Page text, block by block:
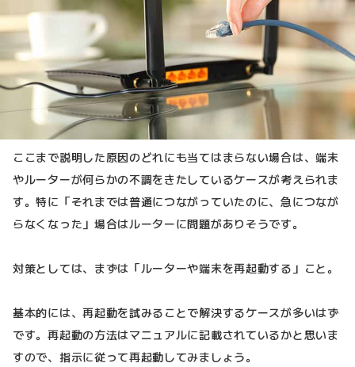
ここまで説明した原因のどれにも当てはまらない場合は、端末
やルーターが何らかの不調をきたしているケースが考えられま
す。特に「それまでは普通につながっていたのに、急につなが
らなくなった」場合はルーターに問題がありそうです。
対策としては、まずは「ルーターや端末を再起動する」こと。
基本的には、再起動を試みることで解決するケースが多いはず
です。再起動の方法はマニュアルに記載されているかと思いま
すので、指示に従って再起動してみましょう。